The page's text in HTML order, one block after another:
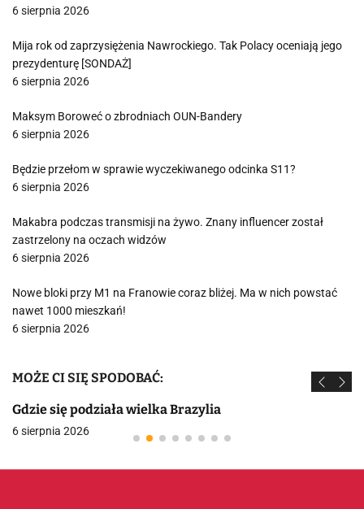
6 sierpnia 2026
Mija rok od zaprzysiężenia Nawrockiego. Tak Polacy oceniają jego
prezydenturę [SONDAŻ]
6 sierpnia 2026
Maksym Boroweć o zbrodniach OUN-Bandery
6 sierpnia 2026
Będzie przełom w sprawie wyczekiwanego odcinka S11?
6 sierpnia 2026
Makabra podczas transmisji na żywo. Znany influencer został
zastrzelony na oczach widzów
6 sierpnia 2026
Nowe bloki przy M1 na Franowie coraz bliżej. Ma w nich powstać
nawet 1000 mieszkań!
6 sierpnia 2026
MOŻE CI SIĘ SPODOBAĆ:
Gdzie się podziała wielka Brazylia
6 sierpnia 2026